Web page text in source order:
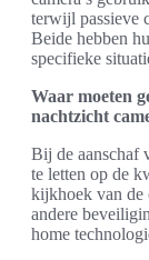
terwijl passieve
Beide hebben
specifieke
Waar moeten
nachtzicht
Bij de aanschaf
te letten op de
kijkhoek van de
andere
home